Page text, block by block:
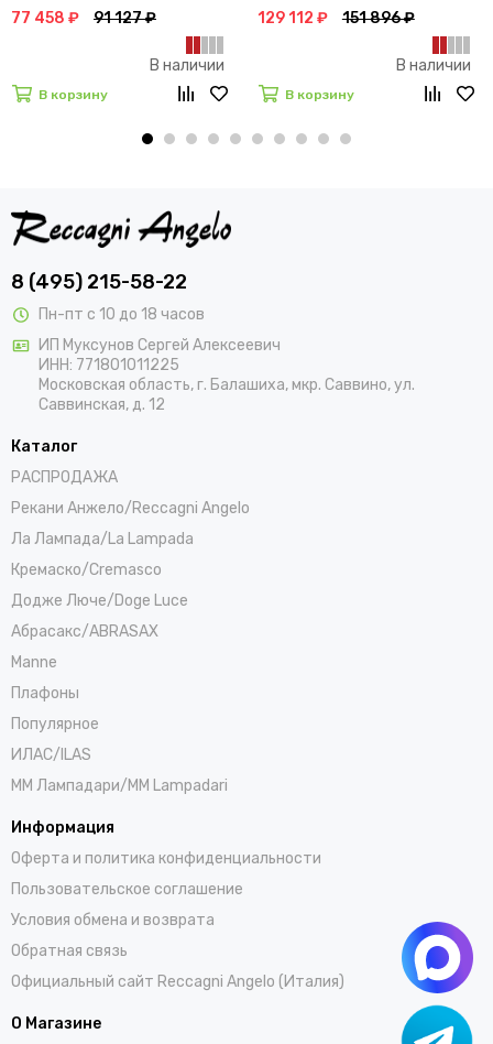
77 458 ₽ 91 127 ₽
В наличии
В корзину
129 112 ₽ 151 896 ₽
В наличии
В корзину
8 (495) 215-58-22
Пн-пт с 10 до 18 часов
ИП Муксунов Сергей Алексеевич
ИНН: 771801011225
Московская область, г. Балашиха, мкр. Саввино, ул.
Саввинская, д. 12
Каталог
РАСПРОДАЖА
Рекани Анжело/Reccagni Angelo
Ла Лампада/La Lampada
Кремаско/Cremasco
Додже Люче/Doge Luce
Абрасакс/ABRASAX
Manne
Плафоны
Популярное
ИЛАС/ILAS
ММ Лампадари/MM Lampadari
Информация
Оферта и политика конфиденциальности
Пользовательское соглашение
Условия обмена и возврата
Обратная связь
Официальный сайт Reccagni Angelo (Италия)
О Магазине